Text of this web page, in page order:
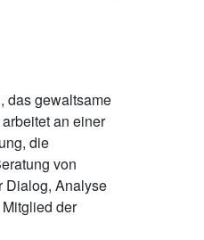
das gewaltsame
an einer
die
von
Dialog, Analyse
der